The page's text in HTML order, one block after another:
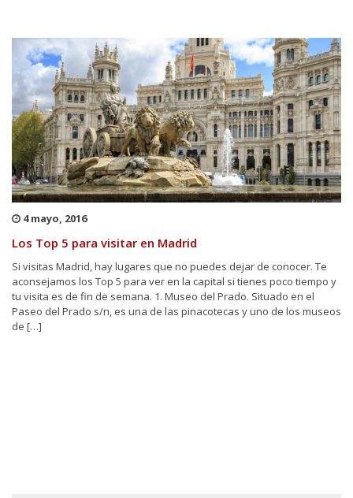
4 mayo, 2016
Los Top 5 para visitar en Madrid
Si visitas Madrid, hay lugares que no puedes dejar de conocer. Te
aconsejamos los Top 5 para ver en la capital si tienes poco tiempo y
tu visita es de fin de semana. 1. Museo del Prado. Situado en el
Paseo del Prado s/n, es una de las pinacotecas y uno de los museos
de […]